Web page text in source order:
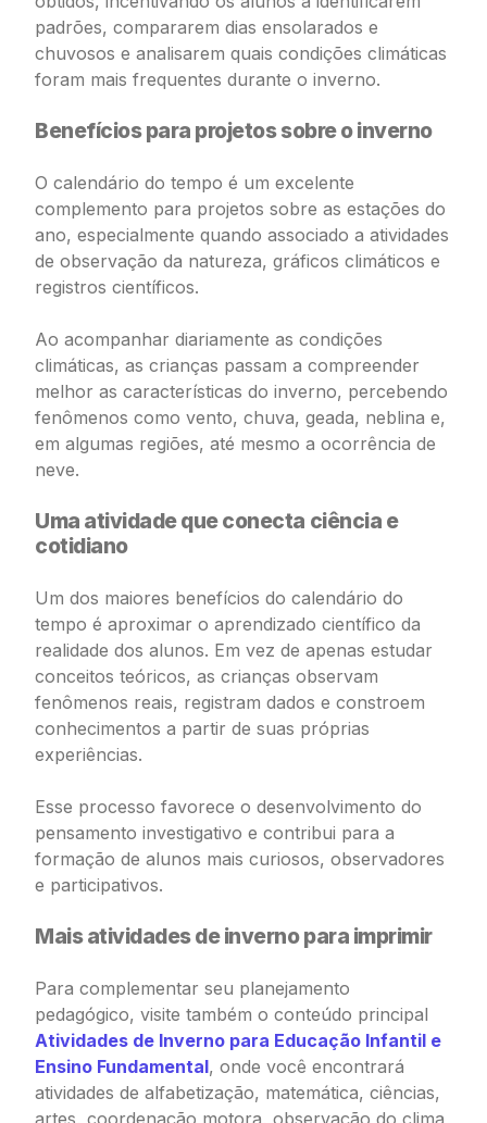
padrões, compararem dias ensolarados e
chuvosos e analisarem quais condições climáticas
foram mais frequentes durante o inverno.
Benefícios para projetos sobre o inverno
O calendário do tempo é um excelente
complemento para projetos sobre as estações do
ano, especialmente quando associado a atividades
de observação da natureza, gráficos climáticos e
registros científicos.
Ao acompanhar diariamente as condições
climáticas, as crianças passam a compreender
melhor as características do inverno, percebendo
fenômenos como vento, chuva, geada, neblina e,
em algumas regiões, até mesmo a ocorrência de
neve.
Uma atividade que conecta ciência e
cotidiano
Um dos maiores benefícios do calendário do
tempo é aproximar o aprendizado científico da
realidade dos alunos. Em vez de apenas estudar
conceitos teóricos, as crianças observam
fenômenos reais, registram dados e constroem
conhecimentos a partir de suas próprias
experiências.
Esse processo favorece o desenvolvimento do
pensamento investigativo e contribui para a
formação de alunos mais curiosos, observadores
e participativos.
Mais atividades de inverno para imprimir
Para complementar seu planejamento
pedagógico, visite também o conteúdo principal
Atividades de Inverno para Educação Infantil e
Ensino Fundamental, onde você encontrará
atividades de alfabetização, matemática, ciências,
artes, coordenação motora, observação do clima